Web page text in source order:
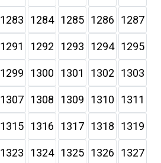
1283 1284 1285 1286 1287
1291 1292 1293 1294 1295
1299 1300 1301 1302 1303
1307 1308 1309 1310 1311
1315 1316 1317 1318 1319
1323 1324 1325 1326 1327